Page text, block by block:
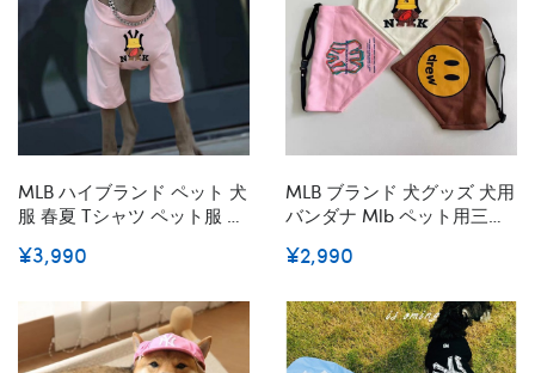
MLB ハイブランド ペット 犬
服 春夏 Tシャツ ペット服 ド
シャツ 通気性 犬の服 薄手
ツ服 タンクトップ クールベ
スト 柔らかい 綿製 中大型対
応
¥3,990
MLB ブランド 犬グッズ 犬用
バンダナ Mlb ペット用三角
涎掛け 犬よだれかけ モノグ
飾り 唾液タオル S~xl
¥2,990